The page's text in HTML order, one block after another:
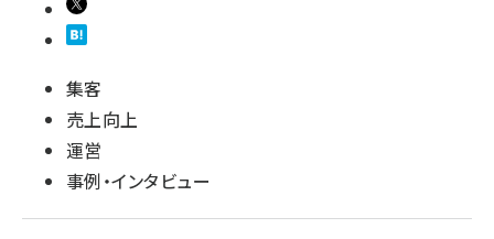
集客
売上向上
運営
事例・インタビュー